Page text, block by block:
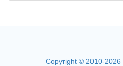
Copyright © 2010-2026